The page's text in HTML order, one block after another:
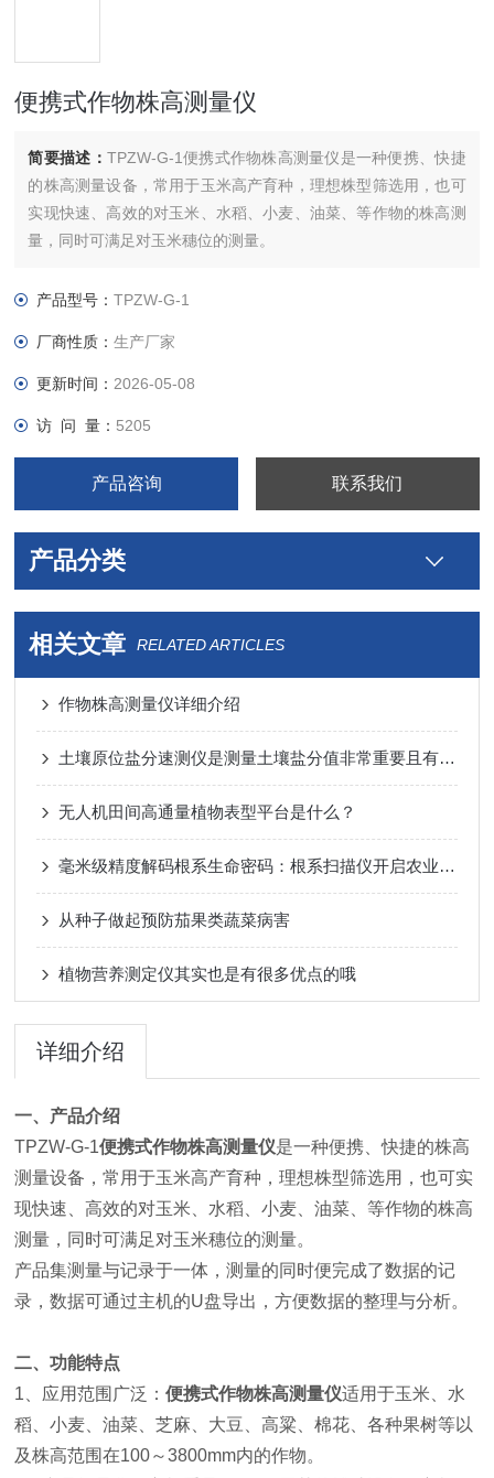
便携式作物株高测量仪
简要描述： TPZW-G-1便携式作物株高测量仪是一种便携、快捷
的株高测量设备，常用于玉米高产育种，理想株型筛选用，也可
实现快速、高效的对玉米、水稻、小麦、油菜、等作物的株高测
量，同时可满足对玉米穗位的测量。
产品型号：TPZW-G-1
厂商性质：生产厂家
更新时间： 2026-05-08
访 问 量： 5205
产品咨询 联系我们
产品分类
相关文章 RELATED ARTICLES
作物株高测量仪详细介绍
土壤原位盐分速测仪是测量土壤盐分值非常重要且有效的工具
无人机田间高通量植物表型平台是什么？
毫米级精度解码根系生命密码：根系扫描仪开启农业科研新范式
从种子做起预防茄果类蔬菜病害
植物营养测定仪其实也是有很多优点的哦
详细介绍
一、产品介绍
TPZW-G-1便携式作物株高测量仪是一种便携、快捷的株高
测量设备，常用于玉米高产育种，理想株型筛选用，也可实
现快速、高效的对玉米、水稻、小麦、油菜、等作物的株高
测量，同时可满足对玉米穗位的测量。
产品集测量与记录于一体，测量的同时便完成了数据的记
录，数据可通过主机的U盘导出，方便数据的整理与分析。
二、功能特点
1、应用范围广泛：便携式作物株高测量仪适用于玉米、水
稻、小麦、油菜、芝麻、大豆、高粱、棉花、各种果树等以
及株高范围在100～3800mm内的作物。